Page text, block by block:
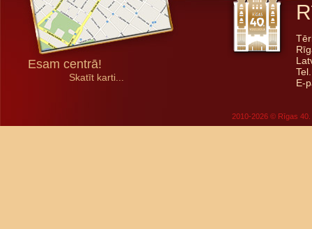
Esam centrā!
Skatīt karti...
E-
2010-2026 © Rīgas